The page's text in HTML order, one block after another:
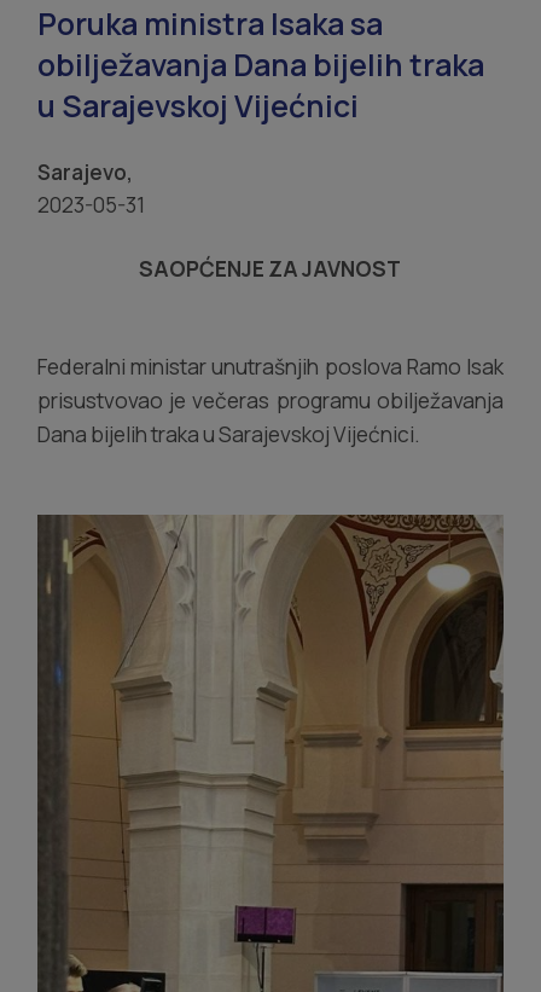
Poruka ministra Isaka sa
obilježavanja Dana bijelih traka
u Sarajevskoj Vijećnici
Sarajevo,
2023-05-31
SAOPĆENJE ZA JAVNOST
Federalni ministar unutrašnjih poslova Ramo Isak
prisustvovao je večeras programu obilježavanja
Dana bijelih traka u Sarajevskoj Vijećnici.